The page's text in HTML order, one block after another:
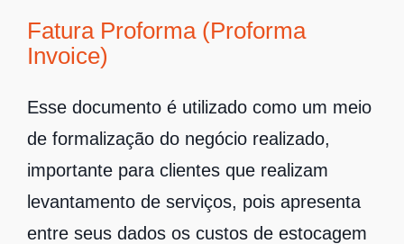
Fatura Proforma (Proforma
Invoice)
Esse documento é utilizado como um meio
de formalização do negócio realizado,
importante para clientes que realizam
levantamento de serviços, pois apresenta
entre seus dados os custos de estocagem